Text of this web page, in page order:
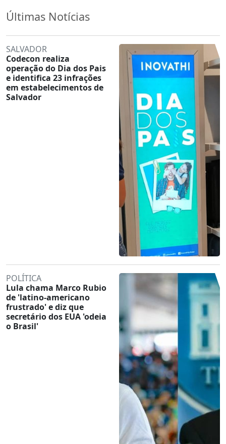
Últimas Notícias
SALVADOR
Codecon realiza
operação do Dia dos Pais
e identifica 23 infrações
em estabelecimentos de
Salvador
POLÍTICA
Lula chama Marco Rubio
de 'latino-americano
frustrado' e diz que
secretário dos EUA 'odeia
o Brasil'